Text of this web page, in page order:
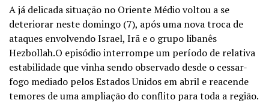
A já delicada situação no Oriente Médio voltou a se
deteriorar neste domingo (7), após uma nova troca de
ataques envolvendo Israel, Irã e o grupo libanês
Hezbollah.O episódio interrompe um período de relativa
estabilidade que vinha sendo observado desde o cessar-
fogo mediado pelos Estados Unidos em abril e reacende
temores de uma ampliação do conflito para toda a região.